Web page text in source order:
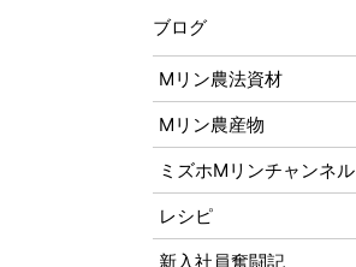
ブログ
Mリン農法資材
Mリン農産物
ミズホMリンチャンネル
レシピ
新入社員奮闘記